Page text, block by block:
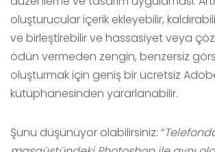
oluşturucular içerik ekleyebilir,
ve birleştirebilir ve hassasiyet veya
ödün vermeden zengin, benzersiz
oluşturmak için geniş bir ücretsiz
kütüphanesinden yararlanabilir.
Şunu düşünüyor olabilirsiniz: “